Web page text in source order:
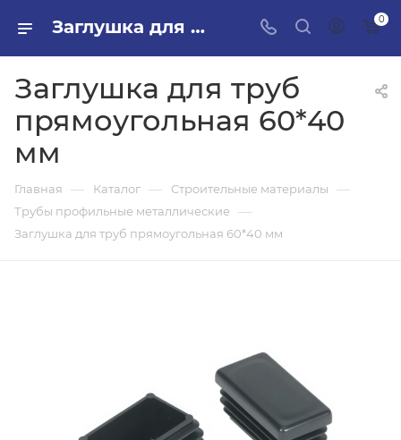
Заглушка для труб прямоугольная 60*40 мм в ПИЛОН — купить стройматериалы в интернет-магазине ПИЛОН с доставкой оптом и в розницу 0
Заглушка для труб
прямоугольная 60*40
мм
Главная — Каталог — Строительные материалы —
Трубы профильные металлические —
Заглушка для труб прямоугольная 60*40 мм